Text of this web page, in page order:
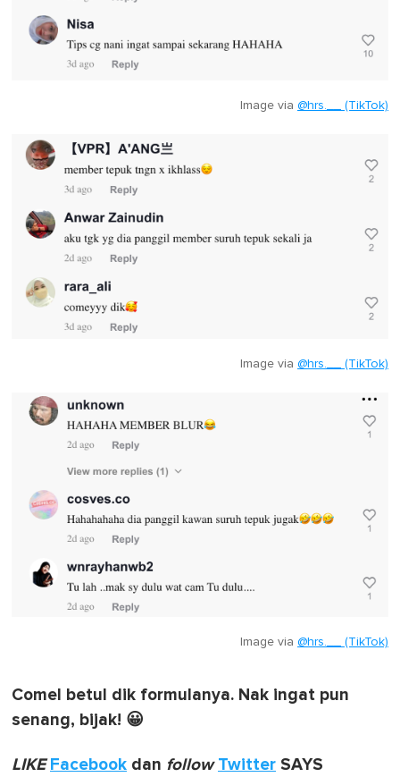
Image via @hrs.__ (TikTok)
Image via @hrs.__ (TikTok)
Image via @hrs.__ (TikTok)
Comel betul dik formulanya. Nak ingat pun
senang, bijak! 😀
LIKE Facebook dan follow Twitter SAYS